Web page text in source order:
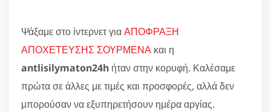
Ψάξαμε στο ίντερνετ γιαΑΠΟΦΡΑΞΗ
ΑΠΟΧΕΤΕΥΣΗΣ ΣΟΥΡΜΕΝΑ και η
antlisilymaton24h ήταν στην κορυφή. Καλέσαμε
πρώτα σε άλλες με τιμές και προσφορές, αλλά δεν
μπορούσαν να εξυπηρετήσουν ημέρα αργίας.